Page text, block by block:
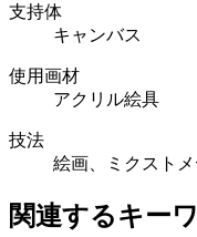
支持体
キャンバス
使用画材
アクリル絵具
技法
絵画、ミクスト
関連するキー